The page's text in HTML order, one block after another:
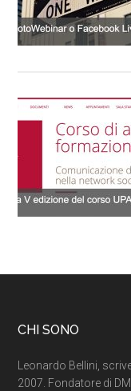
CHI SONO
Leonardo Bellini,
2007. Fondatore di